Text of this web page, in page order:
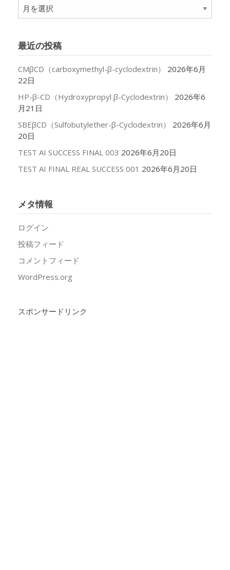
ア
ー
ブ
最近の投稿
CMβCD（carboxymethyl-β-cyclodextrin）
2026年6月
22日
HP-β-CD（Hydroxypropyl β-Cyclodextrin）
2026年6
月21日
SBEβCD（Sulfobutylether-β-Cyclodextrin）
2026年6月
20日
TEST AI SUCCESS FINAL 003 2026年6月20日
TEST AI FINAL REAL SUCCESS 001 2026年6月20日
メタ情報
ログイン
投稿フィード
コメントフィード
WordPress.org
スポンサードリンク